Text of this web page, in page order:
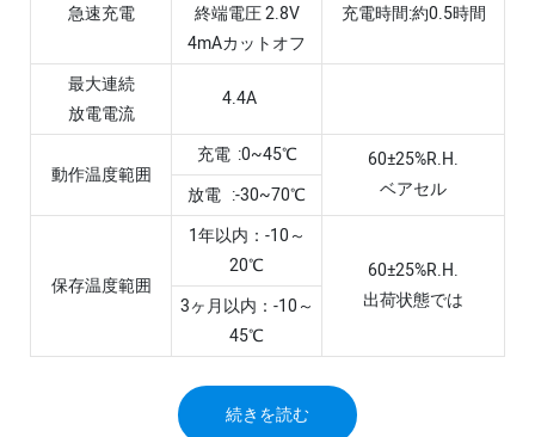
急速充電
終端電圧 2.8V
4mAカットオフ
充電時間:約0.5時間
最大連続
放電電流
4.4A
動作温度範囲
充電 :0~45℃
60±25%R.H.
ベアセル
放電 :-30~70℃
保存温度範囲
1年以内：-10～
20℃
60±25%R.H.
出荷状態では
3ヶ月以内：-10～
45℃
続きを読む